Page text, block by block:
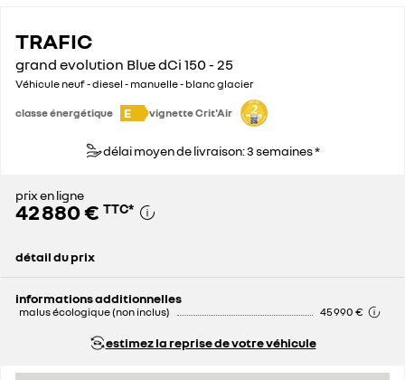
TRAFIC
grand evolution Blue dCi 150 - 25
Véhicule neuf - diesel - manuelle - blanc glacier
classe énergétique E vignette Crit'Air
délai moyen de livraison: 3 semaines *
prix en ligne
42 880 € TTC*
détail du prix
informations additionnelles
malus écologique (non inclus) 45 990 €
estimez la reprise de votre véhicule